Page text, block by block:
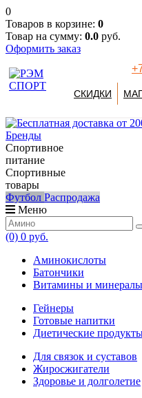
0
Товаров в корзине: 0
Товар на сумму: 0.0 руб.
Оформить заказ
СКИДКИ
Бренды
Спортивное
питание
Спортивные
товары
Футбол Распродажа
Меню
(0) 0 руб.
Аминокислоты
Батончики
Витамины и минералы
Гейнеры
Готовые напитки
Диетические
Для связок и суставов
Жиросжигатели
Здоровье и долголетие